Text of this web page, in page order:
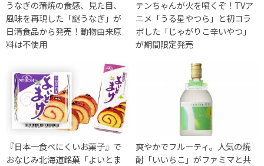
うなぎの蒲焼の食感、見た目、
風味を再現した「謎うなぎ」が
日清食品から発売！動物由来原
料は不使用
テンちゃんが火を噴くぞ！TVア
ニメ「うる星やつら」と初コラ
ボした「じゃがりこ辛いやつ」
が期間限定発売
『日本一食べにくいお菓子』で
おなじみ北海道銘菓「よいとま
爽やかでフルーティ。人気の焼
酎「いいちこ」がファミマと共